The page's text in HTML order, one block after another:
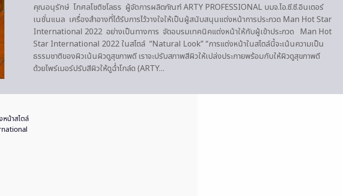
คุณอนุรักษ์ โกศลโชติชโลธร ผู้จัดการผลิตภัณฑ์ ARTY PROFESSIONAL บมจ.ไอ.ซี.ซี.อินเตอร์
เนชั่นแนล เครื่องสำอางที่ได้รับการไว้วางใจให้เป็นผู้สนับสนุนแต่งหน้าการประกวด Man Hot Star
International 2022 อย่างเป็นทางการ จัดอบรมเทคนิคแต่งหน้าให้กับผู้เข้าประกวด Man Hot
Star International 2022 ในสไตล์ “Natural Look” “การแต่งหน้าในสไตล์นี้จะเน้นความเป็น
ธรรมชาติของผิวเน้นผิวดูสุขภาพดี เราจะปรับสภาพสีผิวให้เปล่งประกายพร้อมกับให้ผิวดูสุขภาพดี
ด้วยไพร์เมอร์ปรับสีผิวให้ดูฉ่ำโกล์ด (ARTY…
หน้าสไตล์